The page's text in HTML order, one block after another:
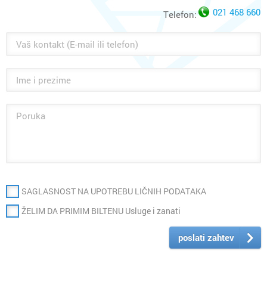
Telefon: 021 468 660
SAGLASNOST NA UPOTREBU LIČNIH PODATAKA
ŽELIM DA PRIMIM BILTENU Usluge i zanati
poslati zahtev